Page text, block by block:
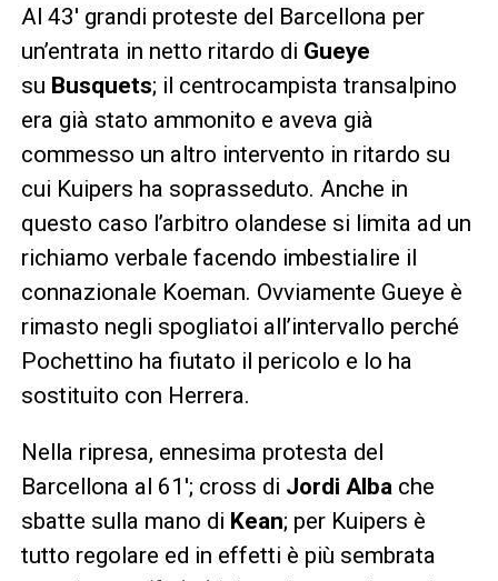
Al 43′ grandi proteste del Barcellona per
un’entrata in netto ritardo di Gueye
su Busquets; il centrocampista transalpino
era già stato ammonito e aveva già
commesso un altro intervento in ritardo su
cui Kuipers ha soprasseduto. Anche in
questo caso l’arbitro olandese si limita ad un
richiamo verbale facendo imbestialire il
connazionale Koeman. Ovviamente Gueye è
rimasto negli spogliatoi all’intervallo perché
Pochettino ha fiutato il pericolo e lo ha
sostituito con Herrera.
Nella ripresa, ennesima protesta del
Barcellona al 61′; cross di Jordi Albache
sbatte sulla mano di Kean; per Kuipers è
tutto regolare ed in effetti è più sembrata